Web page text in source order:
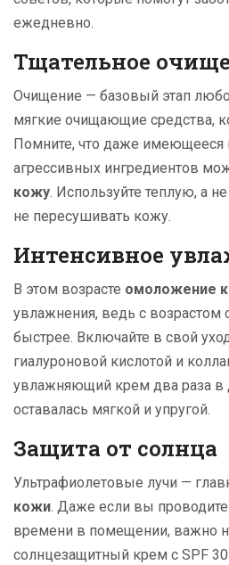
ежедневно.
Тщательное
Очищение — базовый этап
мягкие очищающие средства,
Помните, что даже имеющееся
агрессивных ингредиентов
кожу. Используйте теплую, а
не пересушивать кожу.
Интенсивное
В этом возрасте омоложение
увлажнения, ведь с возрастом
быстрее. Включайте в свой
гиалуроновой кислотой и
увлажняющий крем два раза в
оставалась мягкой и упругой.
Защита от солнца
Ультрафиолетовые лучи —
кожи. Даже если вы
времени в помещении, важно
солнцезащитный крем с SPF